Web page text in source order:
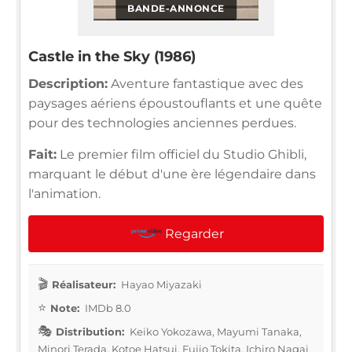
BANDE-ANNONCE
Castle in the Sky (1986)
Description: Aventure fantastique avec des
paysages aériens époustouflants et une quête
pour des technologies anciennes perdues.
Fait: Le premier film officiel du Studio Ghibli,
marquant le début d'une ère légendaire dans
l'animation.
Regarder
Réalisateur: Hayao Miyazaki
Note: IMDb 8.0
Distribution: Keiko Yokozawa, Mayumi Tanaka,
Minori Terada, Kotoe Hatsui, Fujio Tokita, Ichiro Nagai